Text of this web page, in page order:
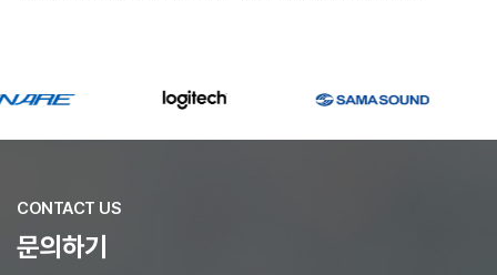
CONTACT US
문의하기